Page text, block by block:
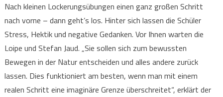
Nach kleinen Lockerungsübungen einen ganz großen Schritt
nach vorne – dann geht’s los. Hinter sich lassen die Schüler
Stress, Hektik und negative Gedanken. Vor Ihnen warten die
Loipe und Stefan Jaud. „Sie sollen sich zum bewussten
Bewegen in der Natur entscheiden und alles andere zurück
lassen. Dies funktioniert am besten, wenn man mit einem
realen Schritt eine imaginäre Grenze überschreitet“, erklärt der